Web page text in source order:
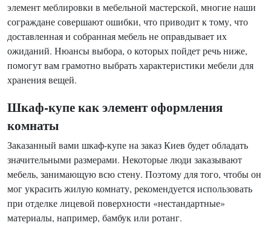
элемент меблировки в мебельной мастерской, многие наши
сограждане совершают ошибки, что приводит к тому, что
доставленная и собранная мебель не оправдывает их
ожиданий. Нюансы выбора, о которых пойдет речь ниже,
помогут вам грамотно выбрать характеристики мебели для
хранения вещей.
Шкаф-купе как элемент оформления
комнаты
Заказанный вами шкаф-купе на заказ Киев будет обладать
значительными размерами. Некоторые люди заказывают
мебель, занимающую всю стену. Поэтому для того, чтобы он
мог украсить жилую комнату, рекомендуется использовать
при отделке лицевой поверхности «нестандартные»
материалы, например, бамбук или ротанг.